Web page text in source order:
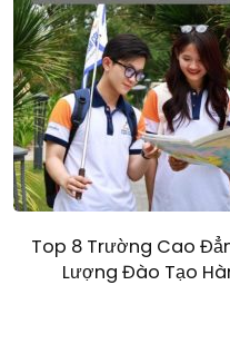
Top 8 Trường Cao
Lượng Đào Tạo